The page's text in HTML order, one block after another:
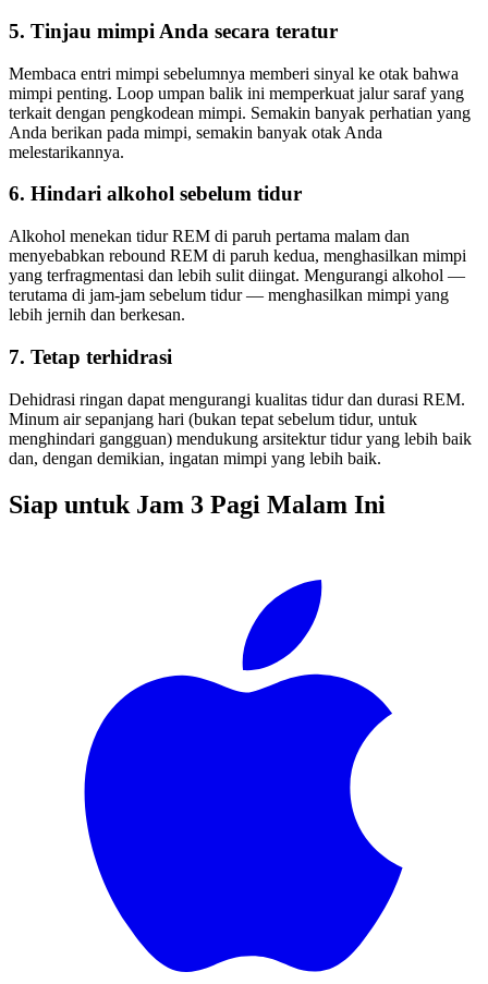
5. Tinjau mimpi Anda secara teratur
Membaca entri mimpi sebelumnya memberi sinyal ke otak bahwa
mimpi penting. Loop umpan balik ini memperkuat jalur saraf yang
terkait dengan pengkodean mimpi. Semakin banyak perhatian yang
Anda berikan pada mimpi, semakin banyak otak Anda
melestarikannya.
6. Hindari alkohol sebelum tidur
Alkohol menekan tidur REM di paruh pertama malam dan
menyebabkan rebound REM di paruh kedua, menghasilkan mimpi
yang terfragmentasi dan lebih sulit diingat. Mengurangi alkohol —
terutama di jam-jam sebelum tidur — menghasilkan mimpi yang
lebih jernih dan berkesan.
7. Tetap terhidrasi
Dehidrasi ringan dapat mengurangi kualitas tidur dan durasi REM.
Minum air sepanjang hari (bukan tepat sebelum tidur, untuk
menghindari gangguan) mendukung arsitektur tidur yang lebih baik
dan, dengan demikian, ingatan mimpi yang lebih baik.
Siap untuk Jam 3 Pagi Malam Ini